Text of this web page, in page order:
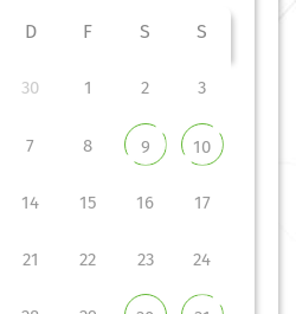
D F S S
30 1 2 3
7 8 9 10
14 15 16 17
21 22 23 24